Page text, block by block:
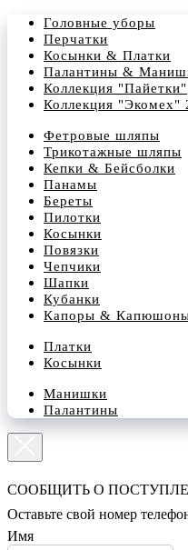
Головные уборы
Перчатки
Косынки & Платки
Палантины &
Коллекция "Пайетки"
Коллекция "Экомех"
Фетровые шляпы
Трикотажные шляпы
Кепки & Бейсболки
Панамы
Береты
Пилотки
Косынки
Повязки
Чепчики
Шапки
Кубанки
Капоры &
Платки
Косынки
Манишки
Палантины
СООБЩИТЬ О
Оставьте свой номер
Имя